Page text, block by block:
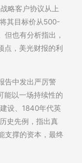
略客户协议从上
其目标价从500-
也有分析指出，
点，美光财报的利
告中发出严厉警
能以一场持续性的
设、1840年代英
史先例，指出真
支撑的资本，最终